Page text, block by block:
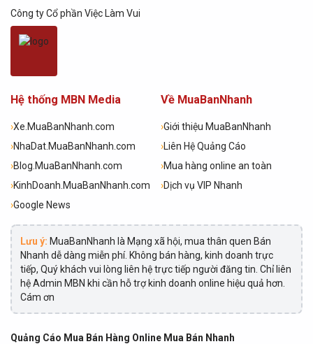
Công ty Cổ phần Việc Làm Vui
Hệ thống MBN Media
›Xe.MuaBanNhanh.com
›NhaDat.MuaBanNhanh.com
›Blog.MuaBanNhanh.com
›KinhDoanh.MuaBanNhanh.com
›Google News
Về MuaBanNhanh
›Giới thiệu MuaBanNhanh
›Liên Hệ Quảng Cáo
›Mua hàng online an toàn
›Dịch vụ VIP Nhanh
Lưu ý: MuaBanNhanh là Mạng xã hội, mua thân quen Bán
Nhanh dễ dàng miễn phí. Không bán hàng, kinh doanh trực
tiếp, Quý khách vui lòng liên hệ trực tiếp người đăng tin. Chỉ liên
hệ Admin MBN khi cần hỗ trợ kinh doanh online hiệu quả hơn.
Cám ơn
Quảng Cáo Mua Bán Hàng Online Mua Bán Nhanh